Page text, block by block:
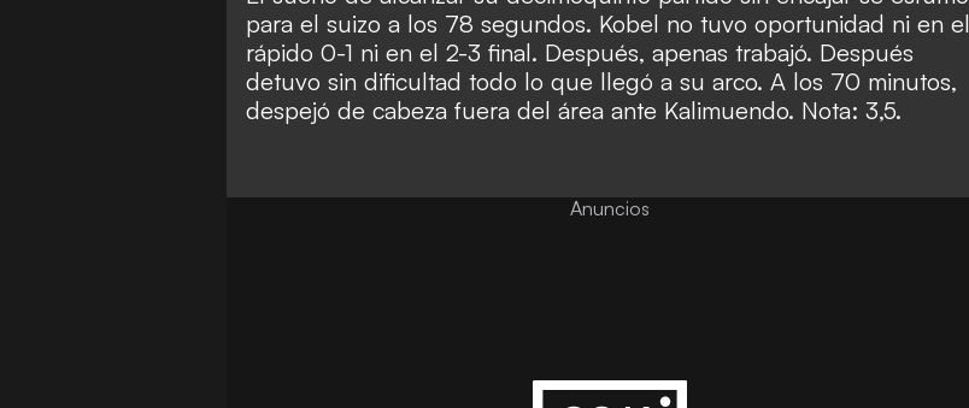
para el suizo a los 78 segundos. Kobel no tuvo oportunidad ni en el
rápido 0-1 ni en el 2-3 final. Después, apenas trabajó. Después
detuvo sin dificultad todo lo que llegó a su arco. A los 70 minutos,
despejó de cabeza fuera del área ante Kalimuendo. Nota: 3,5.
Anuncios